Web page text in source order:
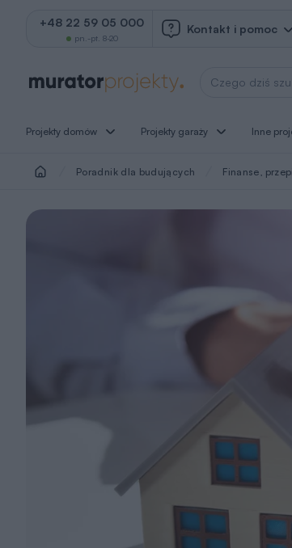
+48 22 59 05 000
pn.-pt. 8-20
Kontakt i pomoc
Wyszukaj
Projekty domów Projekty garaży Inne
Poradnik dla budujących Finanse,